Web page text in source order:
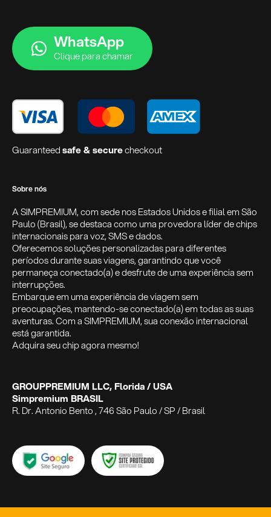
WhatsApp
Clique para chamar
Guaranteedsafe & securecheckout
Sobre nós
A SIMPREMIUM, com sede nos Estados Unidos e filial em São
Paulo (Brasil), se destaca como uma provedora líder de chips
internacionais para voz, SMS e dados.
Oferecemos soluções personalizadas para diferentes
períodos durante suas viagens, garantindo que você
permaneça conectado(a) e desfrute de uma experiência sem
interrupções.
Embarque em uma experiência de viagem sem
preocupações, mantendo-se conectado(a) em todas as suas
aventuras. Com a SIMPREMIUM, sua conexão internacional
está garantida.
Adquira seu chip agora mesmo!
GROUPPREMIUM LLC, Florida / USA
Simpremium BRASIL
R. Dr. Antonio Bento , 746 São Paulo / SP / Brasil